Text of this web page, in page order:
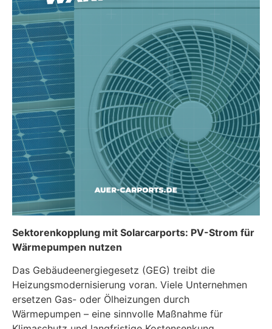
Sektorenkopplung mit Solarcarports: PV-Strom für
Wärmepumpen nutzen
Das Gebäudeenergiegesetz (GEG) treibt die
Heizungsmodernisierung voran. Viele Unternehmen
ersetzen Gas- oder Ölheizungen durch
Wärmepumpen – eine sinnvolle Maßnahme für